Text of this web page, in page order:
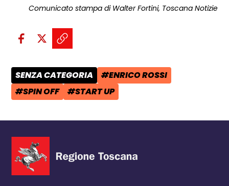
Comunicato stampa di Walter Fortini, Toscana Notizie
Condividi sui social:
Condividi su Facebook - apre
Condividi su X - apre una
Copia il link e condividi -
CATEGORIA POST:
SENZA CATEGORIA TAG:
#ENRICO ROSSI
TAG:
#SPIN OFF TAG:
#START UP